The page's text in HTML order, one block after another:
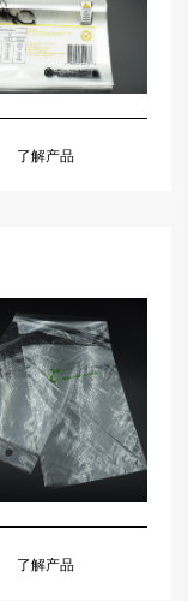
了解产品
了解产品